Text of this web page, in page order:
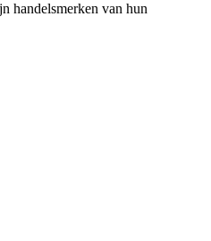
handelsmerken van hun